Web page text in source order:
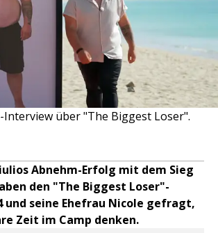
Interview über "The Biggest Loser".
Abnehm-Erfolg mit dem Sieg
den "The Biggest Loser"-
und seine Ehefrau Nicole gefragt,
Zeit im Camp denken.